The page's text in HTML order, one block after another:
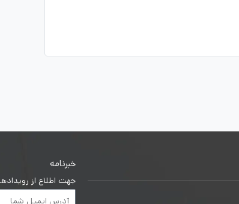
خبرنامه
جهت اطلاع از